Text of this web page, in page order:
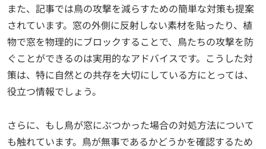
また、記事では鳥の攻撃を減らすための簡単な対策も提案
されています。窓の外側に反射しない素材を貼ったり、植
物で窓を物理的にブロックすることで、鳥たちの攻撃を防
ぐことができるのは実用的なアドバイスです。こうした対
策は、特に自然との共存を大切にしている方にとっては、
役立つ情報でしょう。
さらに、もし鳥が窓にぶつかった場合の対処方法について
も触れています。鳥が無事であるかどうかを確認するため